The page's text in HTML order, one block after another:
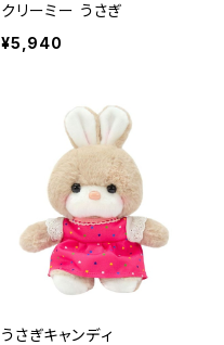
クリーミー うさぎ
¥5,940
うさぎキャンディ